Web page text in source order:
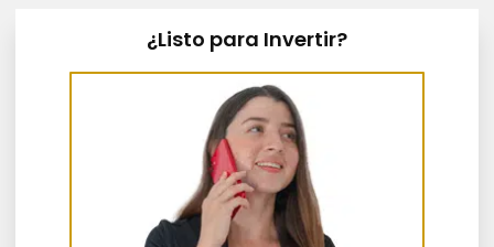
¿Listo para Invertir?